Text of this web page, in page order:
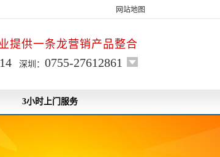
网站地图
提供一条龙营销产品整合
深圳： 0755-27612861
3小时上门服务